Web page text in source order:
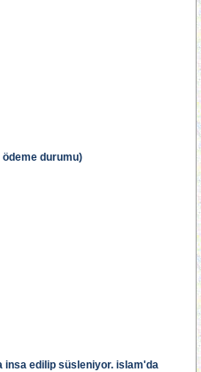
durumu)
edilip süsleniyor. islam'da